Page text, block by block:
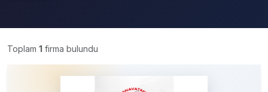
Toplam 1 firma bulundu